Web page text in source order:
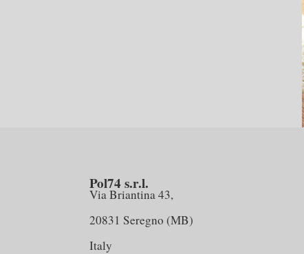
Pol74 s.r.l.
Via Briantina 43,
20831 Seregno (MB)
Italy